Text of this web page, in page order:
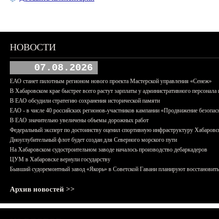
НОВОСТИ
07.08.2026
ЕАО станет пилотным регионом нового проекта Мастерской управления «Сенеж»
В Хабаровском крае быстрее всего растут зарплаты у административного персонала
В ЕАО обсудили стратегию сохранения исторической памяти
ЕАО - в числе 40 российских регионов-участников кампании «Продвижение
В ЕАО значительно увеличены объемы дорожных работ
Федеральный эксперт по достоинству оценил спортивную инфраструктуру
Дноуглубительный флот будет создан для Северного морского пути
На Хабаровском судостроительном заводе началось производство дебаркадеров
ЦУМ в Хабаровске вернули государству
Бывший судоремонтный завод «Якорь» в Советской Гавани планируют восстановить
Архив новостей >>